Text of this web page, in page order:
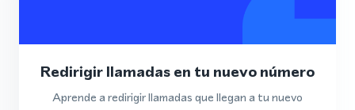
Redirigir llamadas en tu nuevo número
Aprende a redirigir llamadas que llegan a tu nuevo